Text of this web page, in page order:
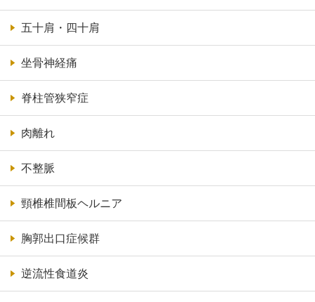
五十肩・四十肩
坐骨神経痛
脊柱管狭窄症
肉離れ
不整脈
頸椎椎間板ヘルニア
胸郭出口症候群
逆流性食道炎